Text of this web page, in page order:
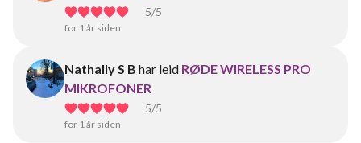
5/5
for 1 år siden
Nathally S B har leid RØDE WIRELESS PRO
MIKROFONER
5/5
for 1 år siden